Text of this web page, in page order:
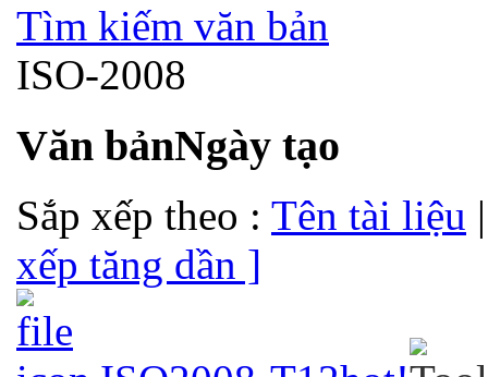
Tìm kiếm văn bản
ISO-2008
Văn bảnNgày tạo
Sắp xếp theo : Tên tài liệu
xếp tăng dần ]